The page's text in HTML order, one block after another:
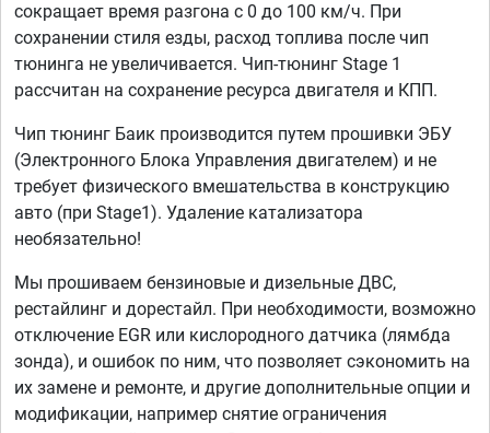
сокращает время разгона с 0 до 100 км/ч. При
сохранении стиля езды, расход топлива после чип
тюнинга не увеличивается. Чип-тюнинг Stage 1
рассчитан на сохранение ресурса двигателя и КПП.
Чип тюнинг Баик производится путем прошивки ЭБУ
(Электронного Блока Управления двигателем) и не
требует физического вмешательства в конструкцию
авто (при Stage1). Удаление катализатора
необязательно!
Мы прошиваем бензиновые и дизельные ДВС,
рестайлинг и дорестайл. При необходимости, возможно
отключение EGR или кислородного датчика (лямбда
зонда), и ошибок по ним, что позволяет сэкономить на
их замене и ремонте, и другие дополнительные опции и
модификации, например снятие ограничения